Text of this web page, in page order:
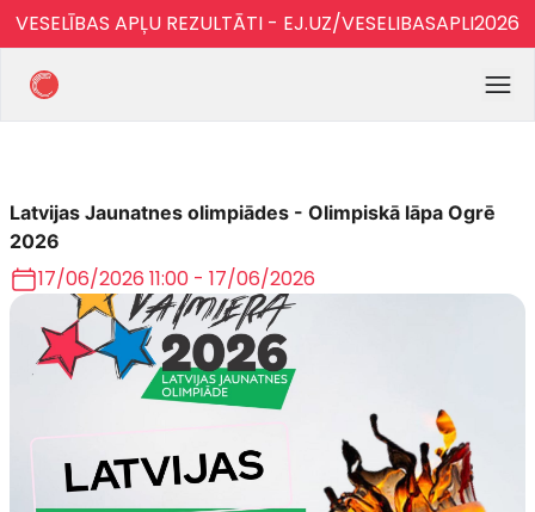
VESELĪBAS APĻU REZULTĀTI - EJ.UZ/VESELIBASAPLI2026
Latvijas Jaunatnes olimpiādes - Olimpiskā lāpa Ogrē
2026
17/06/2026 11:00 - 17/06/2026